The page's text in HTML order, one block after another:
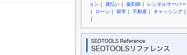
ョン ｜ 過払い ｜ 薬剤師 ｜ レンタルサーバー
｜ ローン ｜ 留学 ｜ 不動産 ｜ キャッシング ｜
｜